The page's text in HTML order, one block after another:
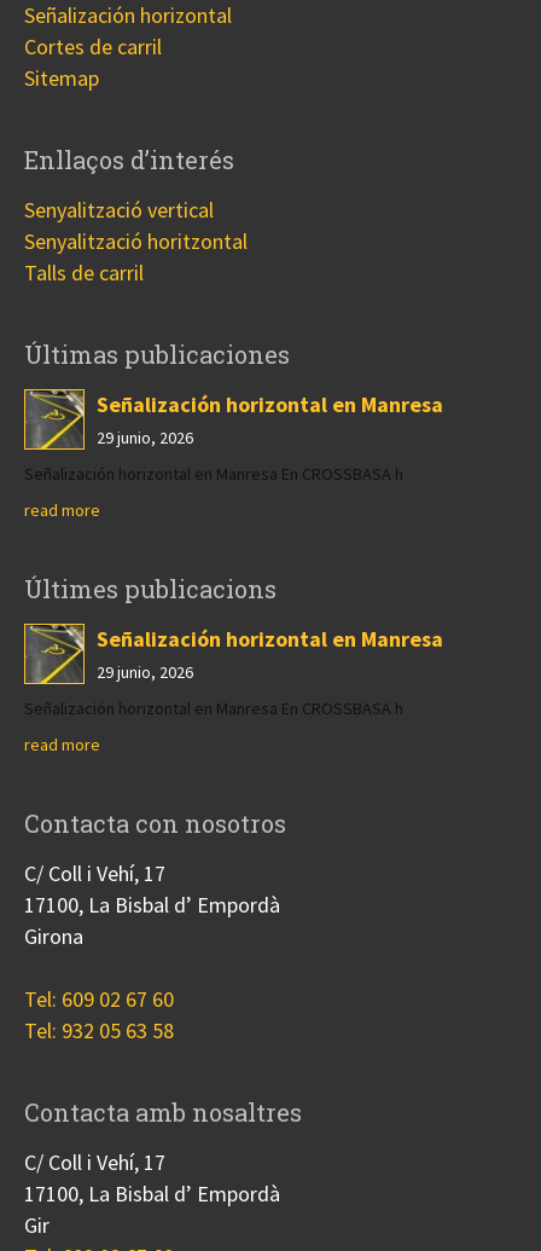
Señalización horizontal
Cortes de carril
Sitemap
Enllaços d’interés
Senyalització vertical
Senyalització horitzontal
Talls de carril
Últimas publicaciones
Señalización horizontal en Manresa
29 junio, 2026
Señalización horizontal en Manresa En CROSSBASA h
read more
Últimes publicacions
Señalización horizontal en Manresa
29 junio, 2026
Señalización horizontal en Manresa En CROSSBASA h
read more
Contacta con nosotros
C/ Coll i Vehí, 17
17100, La Bisbal d’ Empordà
Girona
Tel: 609 02 67 60
Tel: 932 05 63 58
Contacta amb nosaltres
C/ Coll i Vehí, 17
17100, La Bisbal d’ Empordà
Gir